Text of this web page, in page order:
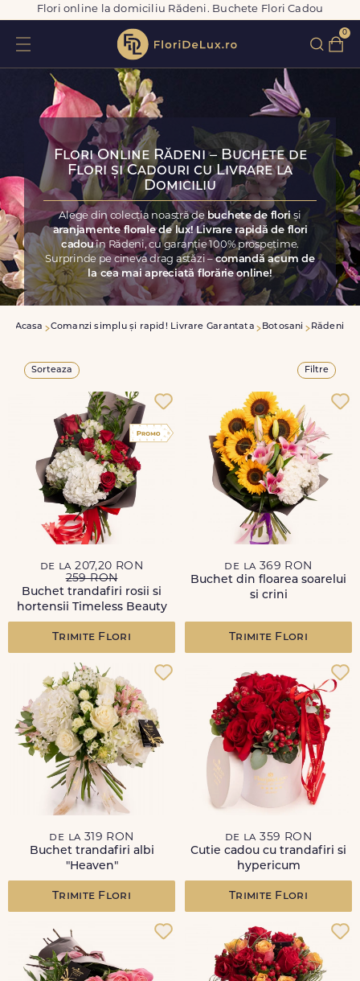
Flori online la domiciliu Rădeni. Buchete Flori Cadou
0
Flori Online Rădeni – Buchete de
Flori și Cadouri cu Livrare la
Domiciliu
Alege din colecția noastră de buchete de floriși
aranjamente florale de lux! Livrare rapidă de flori
cadouîn Rădeni, cu garanție 100% prospețime.
Surprinde pe cineva drag astăzi –comandă acum de
la cea mai apreciată florărie online!
Acasa Comanzi simplu și rapid! Livrare Garantata Botosani Rădeni
Sorteaza Filtre
de la 207,20 RON
259 RON
Buchet trandafiri rosii si
hortensii Timeless Beauty
Trimite Flori
de la 369 RON
Buchet din floarea soarelui
si crini
Trimite Flori
de la 319 RON
Buchet trandafiri albi
"Heaven"
Trimite Flori
de la 359 RON
Cutie cadou cu trandafiri si
hypericum
Trimite Flori